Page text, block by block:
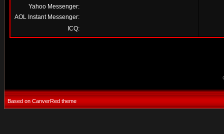
Yahoo Messenger:
AOL Instant Messenger:
ICQ:
Based on CanverRed theme